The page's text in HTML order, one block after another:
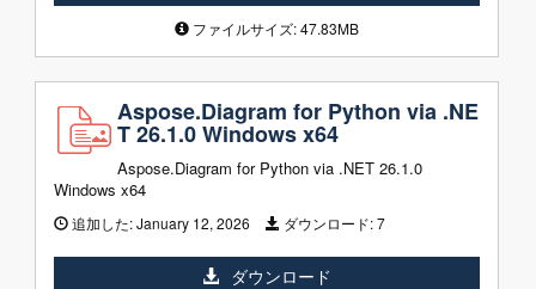
ファイルサイズ: 47.83MB
Aspose.Diagram for Python via .NE
T 26.1.0 Windows x64
Aspose.Diagram for Python via .NET 26.1.0
Windows x64
追加した:January 12, 2026 ダウンロード:7
ダウンロード